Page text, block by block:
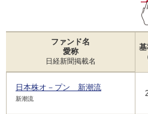
ファンド名
愛称
日経新聞掲載名
日本株オ－プン 新潮流
新潮流